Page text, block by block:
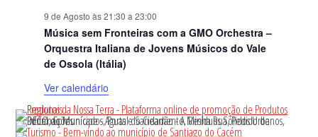
9 de Agosto às 21:30 a 23:00
Música sem Fronteiras com a GMO Orchestra –
Orquestra Italiana de Jovens Músicos do Vale
de Ossola (Itália)
Ver calendário